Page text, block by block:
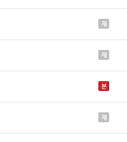
재
재
본
재